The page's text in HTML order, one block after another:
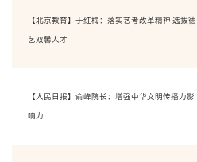
【北京教育】于红梅：落实艺考改革精神 选拔德
艺双馨人才
【人民日报】俞峰院长：增强中华文明传播力影
响力